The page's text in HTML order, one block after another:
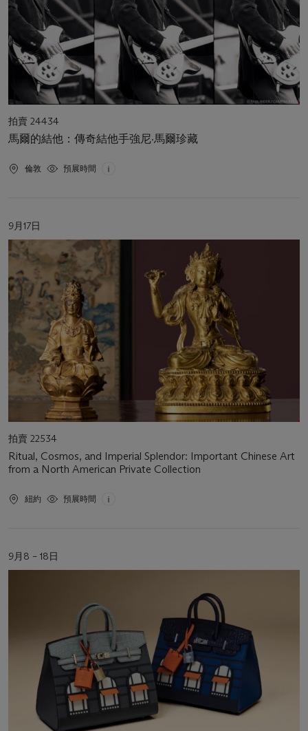
活
動
類
拍賣 24434
馬爾的結他：傳奇結他手強尼·馬爾珍藏
活
倫敦 預展時間
活
動
期
9月17日
活
動
類
型
拍賣 22534
Ritual, Cosmos, and Imperial Splendor: Important Chinese Art
from a North American Private Collection
活
紐約 預展時間
活
動
9月8 – 18日